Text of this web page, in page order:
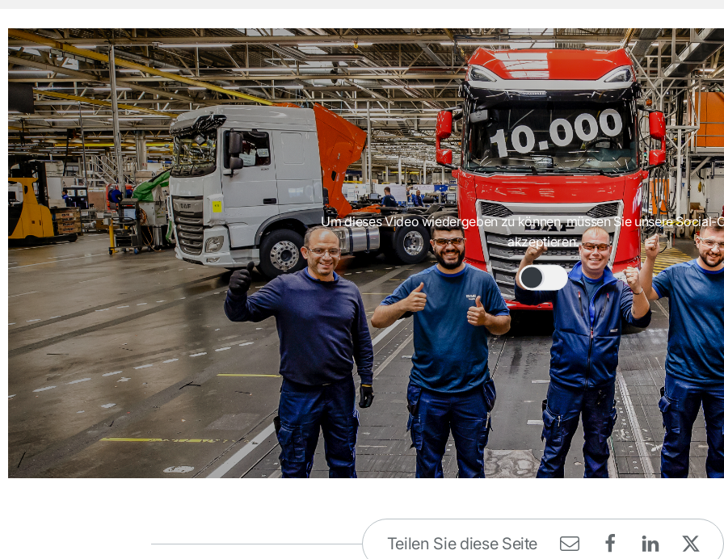
Um dieses Video wiedergeben zu können, müssen Sie unsere Social-
akzeptieren.
Teilen Sie diese Seite